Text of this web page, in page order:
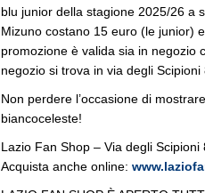
blu junior della stagione 2025/26 a
Mizuno costano 15 euro (le junior)
promozione è valida sia in negozio
negozio si trova in via degli Scipioni
Non perdere l’occasione di
biancoceleste!
Lazio Fan Shop – Via degli
Acquista anche online: